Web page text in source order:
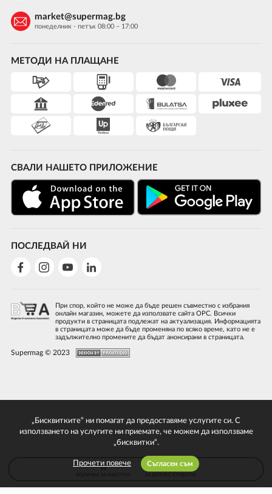
МЕТОДИ НА ПЛАЩАНЕ
СВАЛИ НАШЕТО ПРИЛОЖЕНИЕ
ПОСЛЕДВАЙ НИ
market@supermag.bg
понеделник - петък 08:00 – 17:00
При спор, който не може да бъде решен съвместно с избрания
онлайн магазин, можете да използвате сайта ОРС. Всички
продукти в страницата подлежат на актуализация. Информацията
в страницата може да бъде променяна по всяко време, като не е
задължително промените да бъдат анонсирани в страницата.
Supermag © 2023
„Бисквитките“ ни помагат да предоставяме услугите си. С
използването на услугите ни приемате, че можем да използваме
„бисквитки“.
Прочети повече Съгласен съм